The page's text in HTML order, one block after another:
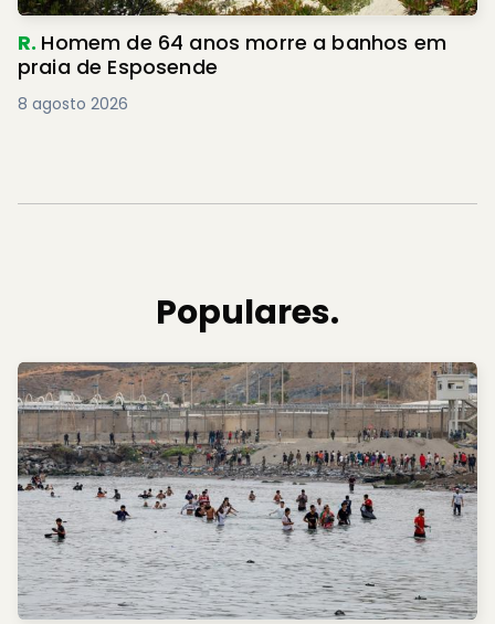
R. Homem de 64 anos morre a banhos em
praia de Esposende
8 agosto 2026
Populares.